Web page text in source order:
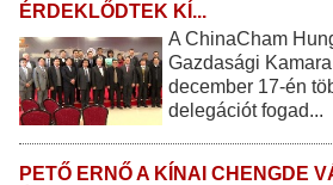
ÉRDEKLŐDTEK KÍ...
A ChinaCham
Gazdasági
december 17-én
delegációt fogad...
PETŐ ERNŐ A KÍNAI CHENGDE